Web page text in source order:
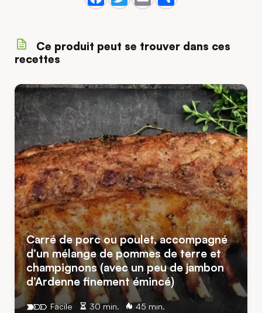
Ce produit peut se trouver dans ces
recettes
Carré de porc ou poulet, accompagné
d’un mélange de pommes de terre et
champignons (avec un peu de jambon
d’Ardenne finement émincé)
30 min. 45 min.
Facile